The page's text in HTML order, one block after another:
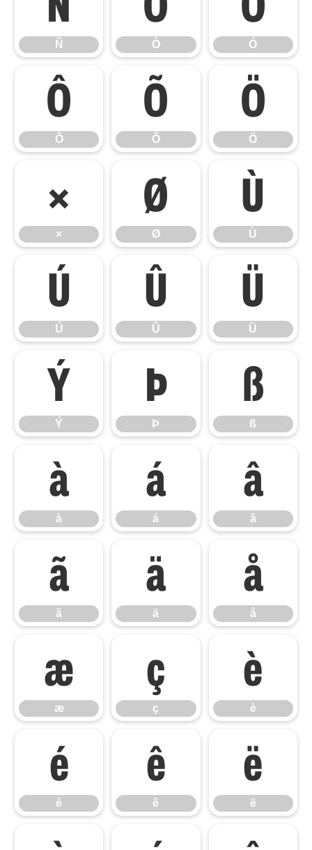
Ñ Ò Ó
Ô
Ô
Õ
Õ
Ö
Ö
×
×
Ø
Ø
Ù
Ù
Ú
Ú
Û
Û
Ü
Ü
Ý
Ý
Þ
Þ
ß
ß
à
à
á
á
â
â
ã
ã
ä
ä
å
å
æ
æ
ç
ç
è
è
é
é
ê
ê
ë
ë